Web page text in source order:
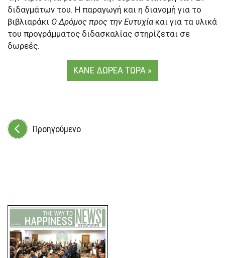
διδαγμάτων του. Η παραγωγή και η διανομή για το
βιβλιαράκι Ο Δρόμος προς την Ευτυχία και για τα υλικά
του προγράμματος διδασκαλίας στηρίζεται σε
δωρεές.
ΚΑΝΕ ΔΩΡΕΑ ΤΩΡΑ »
Προηγούμενο